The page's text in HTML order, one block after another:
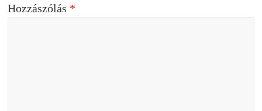
Hozzászólás *